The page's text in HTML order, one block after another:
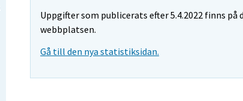
Uppgifter som publicerats efter 5.4.2022 finns på
webbplatsen.
Gå till den nya statistiksidan.